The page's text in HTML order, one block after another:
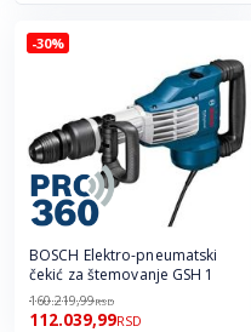
-30%
BOSCH Elektro-pneumatski
čekić za štemovanje GSH 1
160.219,99RSD
112.039,99RSD